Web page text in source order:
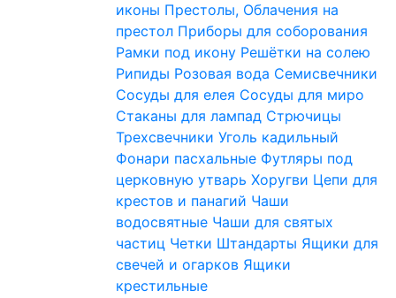
иконы Престолы, Облачения на
престол Приборы для соборования
Рамки под икону Решётки на солею
Рипиды Розовая вода Семисвечники
Сосуды для елея Сосуды для миро
Стаканы для лампад Стрючицы
Трехсвечники Уголь кадильный
Фонари пасхальные Футляры под
церковную утварь Хоругви Цепи для
крестов и панагий Чаши
водосвятные Чаши для святых
частиц Четки Штандарты Ящики для
свечей и огарков Ящики
крестильные